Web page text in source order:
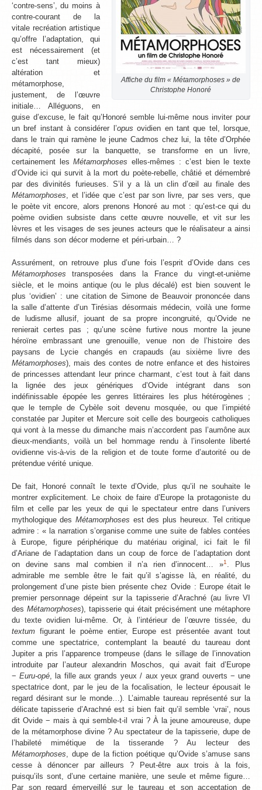
Affiche du film « Métamorphoses » de
Christophe Honoré
‘contre-sens’, du moins à
contre-courant de la
vitale recréation artistique
qu’offre l’adaptation, qui
est nécessairement (et
c’est tant mieux)
altération et
métamorphose,
justement, de l’œuvre
initiale… Alléguons, en
guise d’excuse, le fait qu’Honoré semble lui-même nous inviter pour
un bref instant à considérer l’opus ovidien en tant que tel, lorsque,
dans le train qui ramène le jeune Cadmos chez lui, la tête d’Orphée
décapité, posée sur la banquette, se transforme en un livre,
certainement les Métamorphoses elles-mêmes : c’est bien le texte
d’Ovide ici qui survit à la mort du poète-rebelle, châtié et démembré
par des divinités furieuses. S’il y a là un clin d’œil au finale des
Métamorphoses, et l’idée que c’est par son livre, par ses vers, que
le poète vit encore, alors prenons Honoré au mot : qu’est-ce qui du
poème ovidien subsiste dans cette œuvre nouvelle, et vit sur les
lèvres et les visages de ses jeunes acteurs que le réalisateur a ainsi
filmés dans son décor moderne et péri-urbain… ?
Assurément, on retrouve plus d’une fois l’esprit d’Ovide dans ces
Métamorphoses transposées dans la France du vingt-et-unième
siècle, et le moins antique (ou le plus décalé) est bien souvent le
plus ‘ovidien’ : une citation de Simone de Beauvoir prononcée dans
la salle d’attente d’un Tirésias désormais médecin, voilà une forme
de ludisme allusif, jouant de sa propre incongruité, qu’Ovide ne
renierait certes pas ; qu’une scène furtive nous montre la jeune
héroïne embrassant une grenouille, venue non de l’histoire des
paysans de Lycie changés en crapauds (au sixième livre des
Métamorphoses), mais des contes de notre enfance et des histoires
de princesses attendant leur prince charmant, c’est tout à fait dans
la lignée des jeux génériques d’Ovide intégrant dans son
indéfinissable épopée les genres littéraires les plus hétérogènes ;
que le temple de Cybèle soit devenu mosquée, ou que l’impiété
constatée par Jupiter et Mercure soit celle des bourgeois catholiques
qui vont à la messe du dimanche mais n’accordent pas l’aumône aux
dieux-mendiants, voilà un bel hommage rendu à l’insolente liberté
ovidienne vis-à-vis de la religion et de toute forme d’autorité ou de
prétendue vérité unique.
De fait, Honoré connaît le texte d’Ovide, plus qu’il ne souhaite le
montrer explicitement. Le choix de faire d’Europe la protagoniste du
film et celle par les yeux de qui le spectateur entre dans l’univers
mythologique desMétamorphoses est des plus heureux. Tel critique
admire : « la narration s’organise comme une suite de fables contées
à Europe, figure périphérique du matériau original, ici fait le fil
d’Ariane de l’adaptation dans un coup de force de l’adaptation dont
on devine sans mal combien il n’a rien d’innocent… »1
. Plus
admirable me semble être le fait qu’il s’agisse là, en réalité, du
prolongement d’une piste bien présente chez Ovide : Europe était le
premier personnage dépeint sur la tapisserie d’Arachné (au livre VI
des Métamorphoses), tapisserie qui était précisément une métaphore
du texte ovidien lui-même. Or, à l’intérieur de l’œuvre tissée, du
textumfigurant le poème entier, Europe est présentée avant tout
comme une spectatrice, contemplant la beauté du taureau dont
Jupiter a pris l’apparence trompeuse (dans le sillage de l’innovation
introduite par l’auteur alexandrin Moschos, qui avait fait d’Europe
−Euru-opé , la fille aux grands yeux / aux yeux grand ouverts − une
spectatrice dont, par le jeu de la focalisation, le lecteur épousait le
regard désirant sur le monde…). L’aimable taureau représenté sur la
délicate tapisserie d’Arachné est si bien fait qu’il semble ‘vrai’, nous
dit Ovide − mais à qui semble-t-il vrai ? À la jeune amoureuse, dupe
de la métamorphose divine ? Au spectateur de la tapisserie, dupe de
l’habileté mimétique de la tisserande ? Au lecteur des
Métamorphoses , dupe de la fiction poétique qu’Ovide s’amuse sans
cesse à dénoncer par ailleurs ? Peut-être aux trois à la fois,
puisqu’ils sont, d’une certaine manière, une seule et même figure…
Par son regard émerveillé sur le taureau et son acceptation de